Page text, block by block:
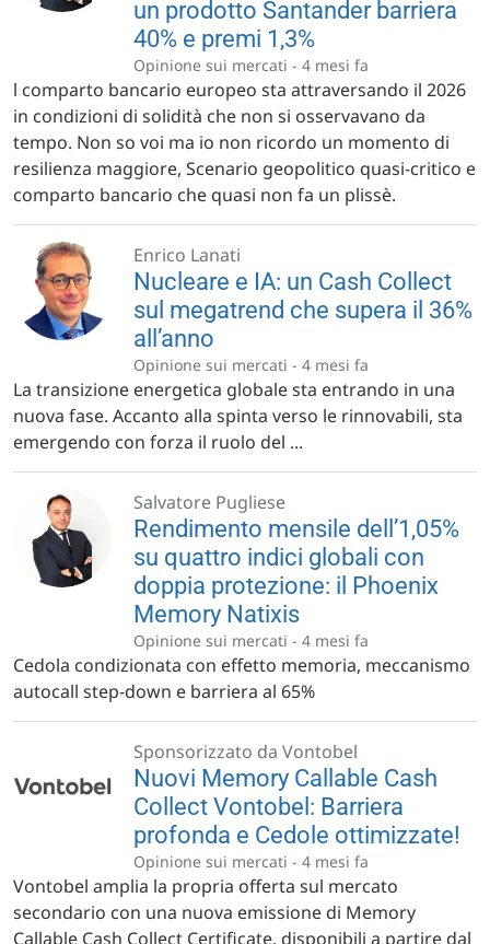
un prodotto Santander barriera
40% e premi 1,3%
Opinione sui mercati - 4 mesi fa
l comparto bancario europeo sta attraversando il 2026
in condizioni di solidità che non si osservavano da
tempo. Non so voi ma io non ricordo un momento di
resilienza maggiore, Scenario geopolitico quasi-critico e
comparto bancario che quasi non fa un plissè.
Enrico Lanati
Nucleare e IA: un Cash Collect
sul megatrend che supera il 36%
all’anno
Opinione sui mercati - 4 mesi fa
La transizione energetica globale sta entrando in una
nuova fase. Accanto alla spinta verso le rinnovabili, sta
emergendo con forza il ruolo del ...
Salvatore Pugliese
Rendimento mensile dell’1,05%
su quattro indici globali con
doppia protezione: il Phoenix
Memory Natixis
Opinione sui mercati - 4 mesi fa
Cedola condizionata con effetto memoria, meccanismo
autocall step-down e barriera al 65%
Sponsorizzato da Vontobel
Nuovi Memory Callable Cash
Collect Vontobel: Barriera
profonda e Cedole ottimizzate!
Opinione sui mercati - 4 mesi fa
Vontobel amplia la propria offerta sul mercato
secondario con una nuova emissione di Memory
Callable Cash Collect Certificate, disponibili a partire dal